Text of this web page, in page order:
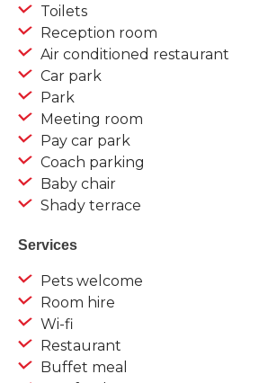
Toilets
Reception room
Air conditioned restaurant
Car park
Park
Meeting room
Pay car park
Coach parking
Baby chair
Shady terrace
Services
Pets welcome
Room hire
Wi-fi
Restaurant
Buffet meal